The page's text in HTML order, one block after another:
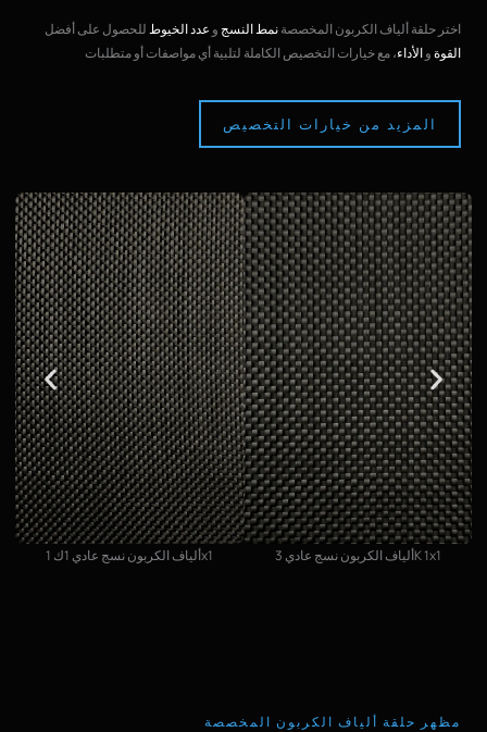
اختر حلقة ألياف الكربون المخصصةنمط النسج و عدد الخيوطللحصول على أفضل
القوةوالأداء، مع خيارات التخصيص الكاملة لتلبية أي مواصفات أو متطلبات
المزيد من خيارات التخصيص
ألياف الكربون نسج عادي 1ك 1x1 ألياف الكربون نسج عادي 3K 1x1
مظهر حلقة ألياف الكربون المخصصة